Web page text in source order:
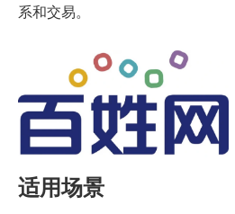
系和交易。
适用场景